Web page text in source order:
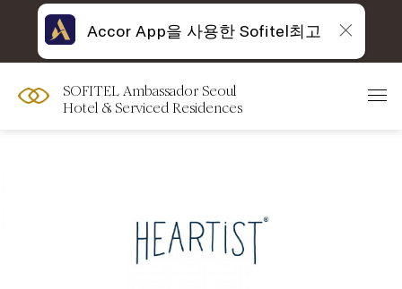
SOFITEL Ambassador Seoul
Hotel & Serviced Residences
Accor App을 사용한 Sofitel최고